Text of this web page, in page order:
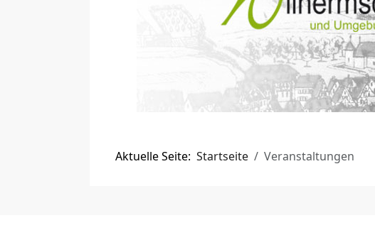
Aktuelle Seite: Startseite Veranstaltungen